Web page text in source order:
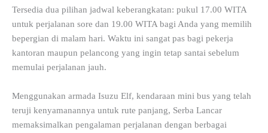
Tersedia dua pilihan jadwal keberangkatan: pukul 17.00 WITA
untuk perjalanan sore dan 19.00 WITA bagi Anda yang memilih
bepergian di malam hari. Waktu ini sangat pas bagi pekerja
kantoran maupun pelancong yang ingin tetap santai sebelum
memulai perjalanan jauh.
Menggunakan armada Isuzu Elf, kendaraan mini bus yang telah
teruji kenyamanannya untuk rute panjang, Serba Lancar
memaksimalkan pengalaman perjalanan dengan berbagai